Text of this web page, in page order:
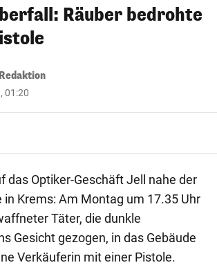
Räuber bedrohte
01:20
das Optiker-Geschäft Jell nahe der
in Krems: Am Montag um 17.35 Uhr
Täter, die dunkle
Gesicht gezogen, in das Gebäude
Verkäuferin mit einer Pistole.